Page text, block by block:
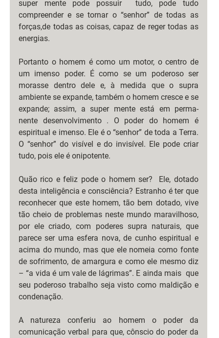
super mente pode possuir  tudo, pode tudo
compreender e se tornar o “senhor” de todas as
forças,de todas as coisas, capaz de reger todas as
energias.
Portanto o homem é como um motor, o centro de
um imenso poder. É como se um poderoso ser
morasse dentro dele e, à medida que o supra
ambiente se expande, também o homem cresce e se
expande; assim, a super mente está em perma-
nente desenvolvimento . O poder do homem é
espiritual e imenso. Ele é o “senhor” de toda a Terra.
O “senhor” do visível e do invisível. Ele pode criar
tudo, pois ele é onipotente.
Quão rico e feliz pode o homem ser?  Ele, dotado
desta inteligência e consciência? Estranho é ter que
reconhecer que este homem, tão bem dotado, vive
tão cheio de problemas neste mundo maravilhoso,
por ele criado, com poderes supra naturais, que
parece ser uma esfera nova, de cunho espiritual e
acima do mundo, mas que ele nomeia como fonte
de sofrimento, de amargura e como ele mesmo diz
– “a vida é um vale de lágrimas”. E ainda mais  que
seu poderoso trabalho seja visto como maldição e
condenação.
A natureza conferiu ao homem o poder da
comunicação verbal para que, cônscio do poder da